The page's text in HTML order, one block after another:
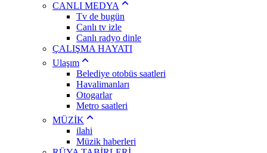
CANLI MEDYA
Tv de bugün
Canlı tv izle
Canlı radyo dinle
ÇALIŞMA HAYATI
Ulaşım
Belediye otobüs saatleri
Havalimanları
Otogarlar
Metro saatleri
MÜZİK
ilahi
Müzik haberleri